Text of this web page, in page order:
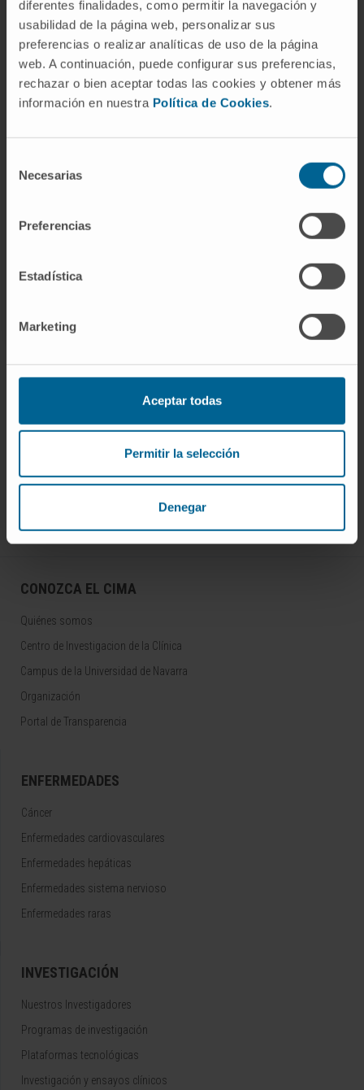
diferentes finalidades, como permitir la navegación y
usabilidad de la página web, personalizar sus
preferencias o realizar analíticas de uso de la página
web. A continuación, puede configurar sus preferencias,
rechazar o bien aceptar todas las cookies y obtener más
información en nuestra Política de Cookies.
Necesarias
Preferencias
Estadística
Marketing
Aceptar todas
Permitir la selección
Denegar
Nuestros autores
Darse de alta en nuestro boletín
SUSCRIBIRSE
CONOZCA EL CIMA
Quiénes somos
Centro de Investigacion de la Clínica
Campus de la Universidad de Navarra
Organización
Portal de Transparencia
ENFERMEDADES
Cáncer
Enfermedades cardiovasculares
Enfermedades hepáticas
Enfermedades sistema nervioso
Enfermedades raras
INVESTIGACIÓN
Nuestros Investigadores
Programas de investigación
Plataformas tecnológicas
Investigación y ensayos clínicos